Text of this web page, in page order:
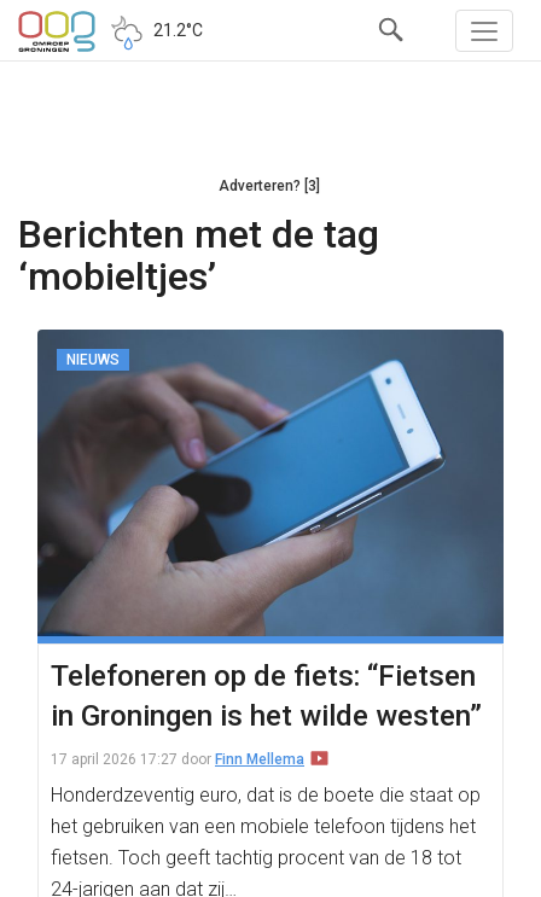
21.2°C
Adverteren? [3]
Berichten met de tag
‘mobieltjes’
NIEUWS
Telefoneren op de fiets: “Fietsen
in Groningen is het wilde westen”
17 april 2026 17:27 door Finn Mellema
Honderdzeventig euro, dat is de boete die staat op
het gebruiken van een mobiele telefoon tijdens het
fietsen. Toch geeft tachtig procent van de 18 tot
24-jarigen aan dat zij…